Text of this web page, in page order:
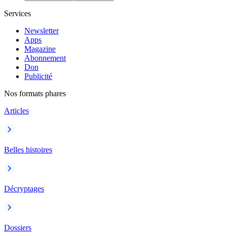
Services
Newsletter
Apps
Magazine
Abonnement
Don
Publicité
Nos formats phares
Articles
Belles histoires
Décryptages
Dossiers